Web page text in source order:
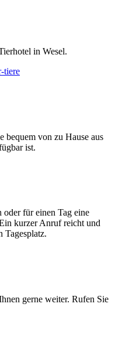
in Wesel.
bequem von zu Hause aus
ist.
oder für einen Tag eine
kurzer Anruf reicht und
Tagesplatz.
gerne weiter. Rufen Sie